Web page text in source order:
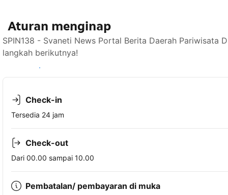
Aturan menginap
SPIN138 - Svaneti News Portal Berita Daerah Pariwisata
langkah berikutnya!
Lihat ketersediaan
Check-in
Tersedia 24 jam
Check-out
Dari 00.00 sampai 10.00
Pembatalan/ pembayaran di muka